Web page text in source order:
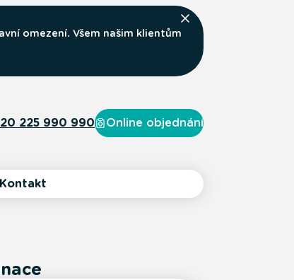
omezení. Všem našim klientům
225 990 990 Online objednání
Kontakt